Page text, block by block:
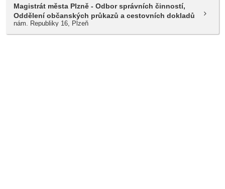
Magistrát města Plzně - Odbor správních činností,
Oddělení občanských průkazů a cestovních dokladů
nám. Republiky 16, Plzeň